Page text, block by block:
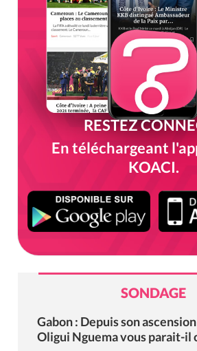
RESTEZ
En téléchargeant
KOACI.
SONDAGE
Gabon : Depuis son
Oligui Nguema vous parait-il